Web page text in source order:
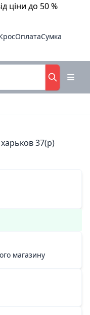
ціни до 50 %
ОплатаСумка
37(р)
магазину